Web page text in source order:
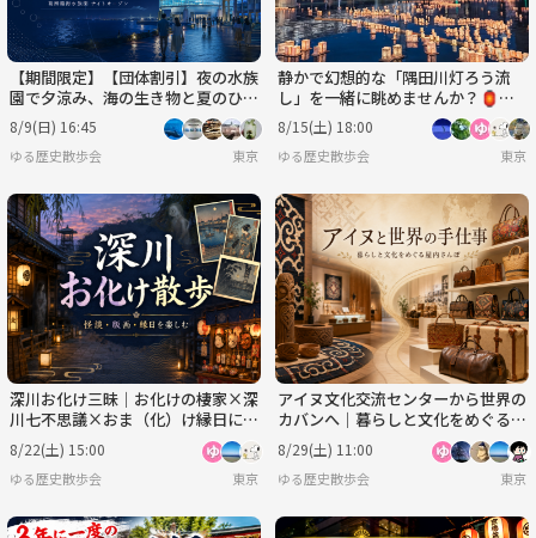
【期間限定】【団体割引】夜の水族
園で夕涼み、海の生き物と夏のひん
やり時間を楽しもう🐟✨
8/9(日) 16:45
ゆる歴史散歩会 東京
静かで幻想的な「隅田川灯ろう流
し」を一緒に眺めませんか？🏮🏮
🌙
8/15(土) 18:00
ゆる歴史散歩会 東京
深川お化け三昧｜お化けの棲家×深
川七不思議×おま（化）け縁日にい
こう
8/22(土) 15:00
ゆる歴史散歩会 東京
アイヌ文化交流センターから世界の
カバンへ｜暮らしと文化をめぐる浅
草ものづくり散歩
8/29(土) 11:00
ゆる歴史散歩会 東京